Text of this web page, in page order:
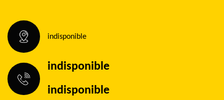
indisponible
indisponible
indisponible